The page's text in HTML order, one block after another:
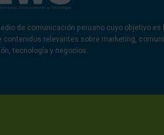
de comunicación peruano cuyo objetivo es
contenidos relevantes sobre marketing,
tecnología y negocios.